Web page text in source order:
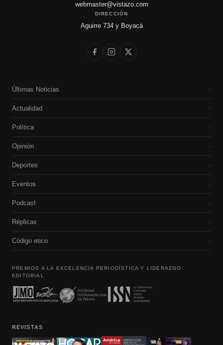
webmaster@vistazo.com
DIRECCIÓN
Aguirre 734 y Boyacá
Últimas Noticias ›
Actualidad ›
Política ›
Opinión ›
Deportes ›
Eventos ›
Podcast ›
Réplicas ›
Código etico ›
PREMIOS A LA EXCELENCIA PERIODÍSTICA Y LIDERAZGO
EDITORIAL
REVISTAS